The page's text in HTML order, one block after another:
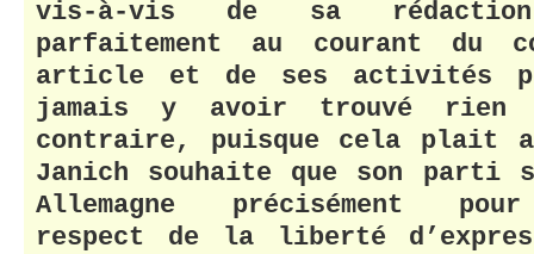
vis-à-vis de sa
parfaitement au courant du
article et de ses activités
jamais y avoir trouvé
contraire, puisque cela plait
Janich souhaite que son parti
Allemagne précisément
respect de la liberté